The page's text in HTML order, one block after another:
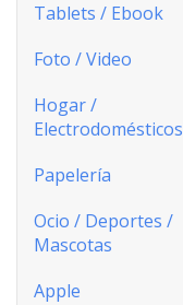
Tablets / Ebook
Foto / Video
Hogar /
Electrodomésticos
Papelería
Ocio / Deportes /
Mascotas
Apple